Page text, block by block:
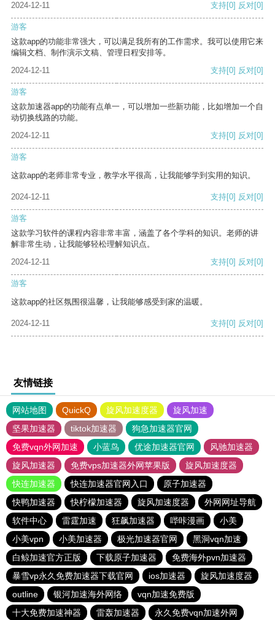
2024-12-11
支持[0] 反对[0]
游客
这款app的功能非常强大，可以满足我所有的工作需求。我可以使用它来
编辑文档、制作演示文稿、管理日程安排等。
2024-12-11
支持[0] 反对[0]
游客
这款加速器app的功能有点单一，可以增加一些新功能，比如增加一个自
动切换线路的功能。
2024-12-11
支持[0] 反对[0]
游客
这款app的老师非常专业，教学水平很高，让我能够学到实用的知识。
2024-12-11 支持[0] 反对[0]
游客
这款学习软件的课程内容非常丰富，涵盖了各个学科的知识。老师的讲
解非常生动，让我能够轻松理解知识点。
2024-12-11
支持[0] 反对[0]
游客
这款app的社区氛围很温馨，让我能够感受到家的温暖。
2024-12-11 支持[0] 反对[0]
友情链接
网站地图 QuickQ 旋风加速度器
旋风加速
坚果加速器
tiktok加速器
狗急加速器官网
免费vqn外网加速
小蓝鸟 优途加速器官网
风驰加速器
旋风加速器
免费vps加速器外网苹果版
旋风加速度器
快连加速器
快连加速器官网入口
原子加速器
快鸭加速器
快柠檬加速器 旋风加速度器
外网网址导航
软件中心
雷霆加速 狂飙加速器 哔咔漫画
小美
小美vpn
小美加速器 极光加速器官网
黑洞vqn加速
白鲸加速官方正版
下载原子加速器
免费海外pvn加速器
暴雪vp永久免费加速器下载官网
ios加速器
旋风加速度器
outline
银河加速海外网络
vqn加速免费版
十大免费加速神器
雷轰加速器 永久免费vqn加速外网